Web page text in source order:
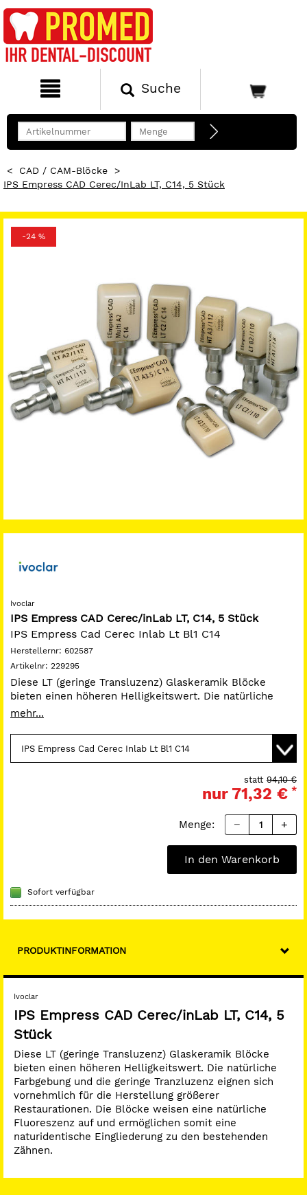
Suche
< CAD / CAM-Blöcke
>
IPS Empress CAD Cerec/inLab LT, C14, 5 Stück
-24 %
Ivoclar
IPS Empress CAD Cerec/inLab LT, C14, 5 Stück
IPS Empress Cad Cerec Inlab Lt Bl1 C14
Herstellernr: 602587
Artikelnr: 229295
Diese LT (geringe Transluzenz) Glaskeramik Blöcke
bieten einen höheren Helligkeitswert. Die natürliche
Farbgebung und die geringe Tranzluzenz eignen sich
Restaurationen. Die Blöcke weisen eine natürliche
Fluoreszenz auf und ermöglichen somit eine
naturidentische Eingliederung zu den bestehenden
mehr...
94,10 €
statt
nur 71,32 € *
Menge:
In den Warenkorb
Sofort verfügbar
PRODUKTINFORMATION
Ivoclar
IPS Empress CAD Cerec/inLab LT, C14, 5
Stück
Diese LT (geringe Transluzenz) Glaskeramik Blöcke
bieten einen höheren Helligkeitswert. Die natürliche
Farbgebung und die geringe Tranzluzenz eignen sich
vornehmlich für die Herstellung größerer
Restaurationen. Die Blöcke weisen eine natürliche
Fluoreszenz auf und ermöglichen somit eine
naturidentische Eingliederung zu den bestehenden
Zähnen.